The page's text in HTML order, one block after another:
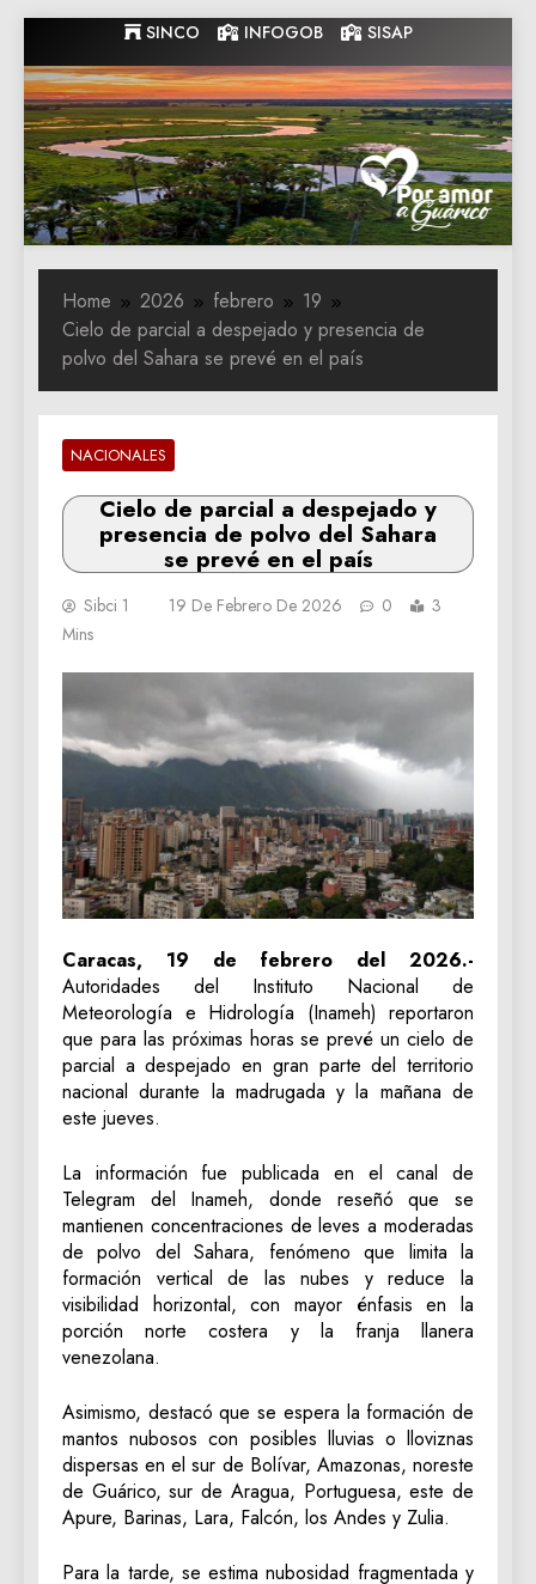
to
content
SINCO INFOGOB SISAP
Gobernacion
de Guarico
Gobernacion de Guarico
Home 2026 febrero
19
Cielo de parcial a despejado y presencia de
polvo del Sahara se prevé en el país
NACIONALES
Cielo de parcial a despejado y
presencia de polvo del Sahara
se prevé en el país
Sibci 1 19 De Febrero De 2026 0
3
Mins
Caracas, 19 de febrero del 2026.-
Autoridades del Instituto Nacional de
Meteorología e Hidrología (Inameh) reportaron
que para las próximas horas se prevé un cielo de
parcial a despejado en gran parte del territorio
nacional durante la madrugada y la mañana de
este jueves.
La información fue publicada en el canal de
Telegram del Inameh, donde reseñó que se
mantienen concentraciones de leves a moderadas
de polvo del Sahara, fenómeno que limita la
formación vertical de las nubes y reduce la
visibilidad horizontal, con mayor énfasis en la
porción norte costera y la franja llanera
venezolana.
Asimismo, destacó que se espera la formación de
mantos nubosos con posibles lluvias o lloviznas
dispersas en el sur de Bolívar, Amazonas, noreste
de Guárico, sur de Aragua, Portuguesa, este de
Apure, Barinas, Lara, Falcón, los Andes y Zulia.
Para la tarde, se estima nubosidad fragmentada y